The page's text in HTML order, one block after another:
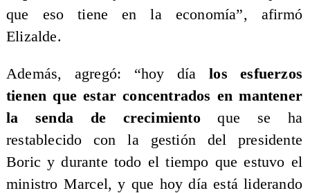
que eso tiene en la economía”, afirmó
Elizalde.
Además, agregó: “hoy díalos esfuerzos
tienen que estar concentrados en mantener
la senda de crecimientoque se ha
restablecido con la gestión del presidente
Boric y durante todo el tiempo que estuvo el
ministro Marcel, y que hoy día está liderando